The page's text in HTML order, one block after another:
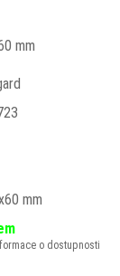
mm
mm
o dostupnosti